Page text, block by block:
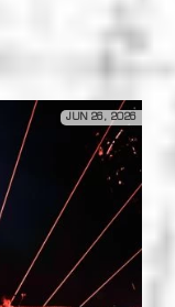
JUN 26, 2026